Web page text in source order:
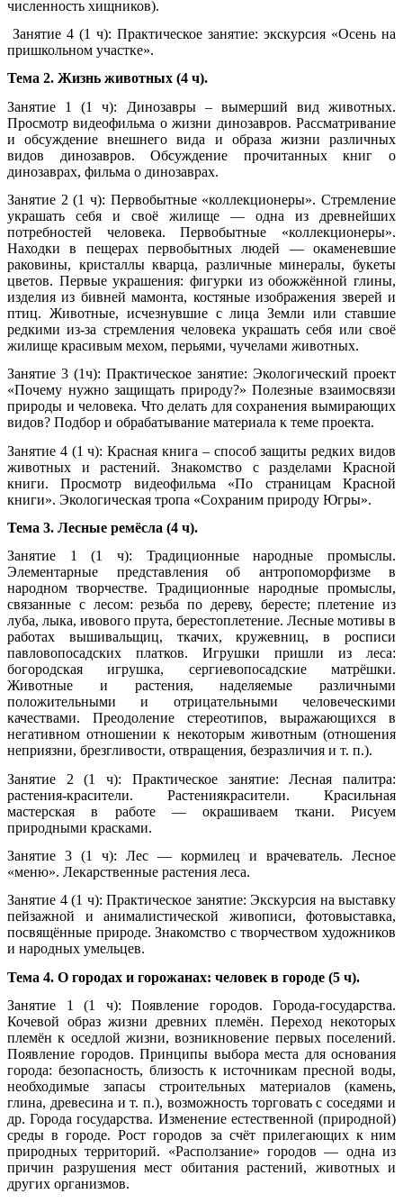
численность хищников).
Занятие 4 (1 ч): Практическое занятие: экскурсия «Осень на
пришкольном участке».
Тема 2. Жизнь животных (4 ч).
Занятие 1 (1 ч): Динозавры – вымерший вид животных.
Просмотр видеофильма о жизни динозавров. Рассматривание
и обсуждение внешнего вида и образа жизни различных
видов динозавров. Обсуждение прочитанных книг о
динозаврах, фильма о динозаврах.
Занятие 2 (1 ч): Первобытные «коллекционеры». Стремление
украшать себя и своё жилище — одна из древнейших
потребностей человека. Первобытные «коллекционеры».
Находки в пещерах первобытных людей — окаменевшие
раковины, кристаллы кварца, различные минералы, букеты
цветов. Первые украшения: фигурки из обожжённой глины,
изделия из бивней мамонта, костяные изображения зверей и
птиц. Животные, исчезнувшие с лица Земли или ставшие
редкими из-за стремления человека украшать себя или своё
жилище красивым мехом, перьями, чучелами животных.
Занятие 3 (1ч): Практическое занятие: Экологический проект
«Почему нужно защищать природу?» Полезные взаимосвязи
природы и человека. Что делать для сохранения вымирающих
видов? Подбор и обрабатывание материала к теме проекта.
Занятие 4 (1 ч): Красная книга – способ защиты редких видов
животных и растений. Знакомство с разделами Красной
книги. Просмотр видеофильма «По страницам Красной
книги». Экологическая тропа «Сохраним природу Югры».
Тема 3. Лесные ремёсла (4 ч).
Занятие 1 (1 ч): Традиционные народные промыслы.
Элементарные представления об антропоморфизме в
народном творчестве. Традиционные народные промыслы,
связанные с лесом: резьба по дереву, бересте; плетение из
луба, лыка, ивового прута, берестоплетение. Лесные мотивы в
работах вышивальщиц, ткачих, кружевниц, в росписи
павловопосадских платков. Игрушки пришли из леса:
богородская игрушка, сергиевопосадские матрёшки.
Животные и растения, наделяемые различными
положительными и отрицательными человеческими
качествами. Преодоление стереотипов, выражающихся в
негативном отношении к некоторым животным (отношения
неприязни, брезгливости, отвращения, безразличия и т. п.).
Занятие 2 (1 ч): Практическое занятие: Лесная палитра:
растения-красители. Растениякрасители. Красильная
мастерская в работе — окрашиваем ткани. Рисуем
природными красками.
Занятие 3 (1 ч): Лес — кормилец и врачеватель. Лесное
«меню». Лекарственные растения леса.
Занятие 4 (1 ч): Практическое занятие: Экскурсия на выставку
пейзажной и анималистической живописи, фотовыставка,
посвящённые природе. Знакомство с творчеством художников
и народных умельцев.
Тема 4. О городах и горожанах: человек в городе (5 ч).
Занятие 1 (1 ч): Появление городов. Города-государства.
Кочевой образ жизни древних племён. Переход некоторых
племён к оседлой жизни, возникновение первых поселений.
Появление городов. Принципы выбора места для основания
города: безопасность, близость к источникам пресной воды,
необходимые запасы строительных материалов (камень,
глина, древесина и т. п.), возможность торговать с соседями и
др. Города государства. Изменение естественной (природной)
среды в городе. Рост городов за счёт прилегающих к ним
природных территорий. «Расползание» городов — одна из
причин разрушения мест обитания растений, животных и
других организмов.